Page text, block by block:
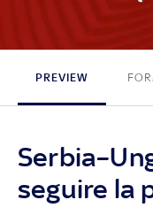
PREVIEW
seguire la